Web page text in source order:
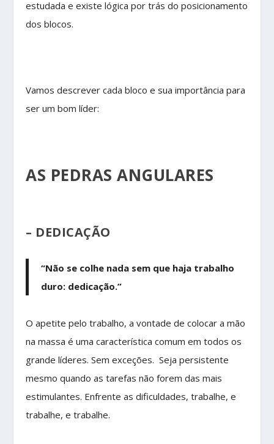
estudada e existe lógica por trás do posicionamento
dos blocos.
Vamos descrever cada bloco e sua importância para
ser um bom líder:
AS PEDRAS ANGULARES
– DEDICAÇÃO
“Não se colhe nada sem que haja trabalho
duro: dedicação.”
O apetite pelo trabalho, a vontade de colocar a mão
na massa é uma característica comum em todos os
grande líderes. Sem exceções. Seja persistente
mesmo quando as tarefas não forem das mais
estimulantes. Enfrente as dificuldades, trabalhe, e
trabalhe, e trabalhe.